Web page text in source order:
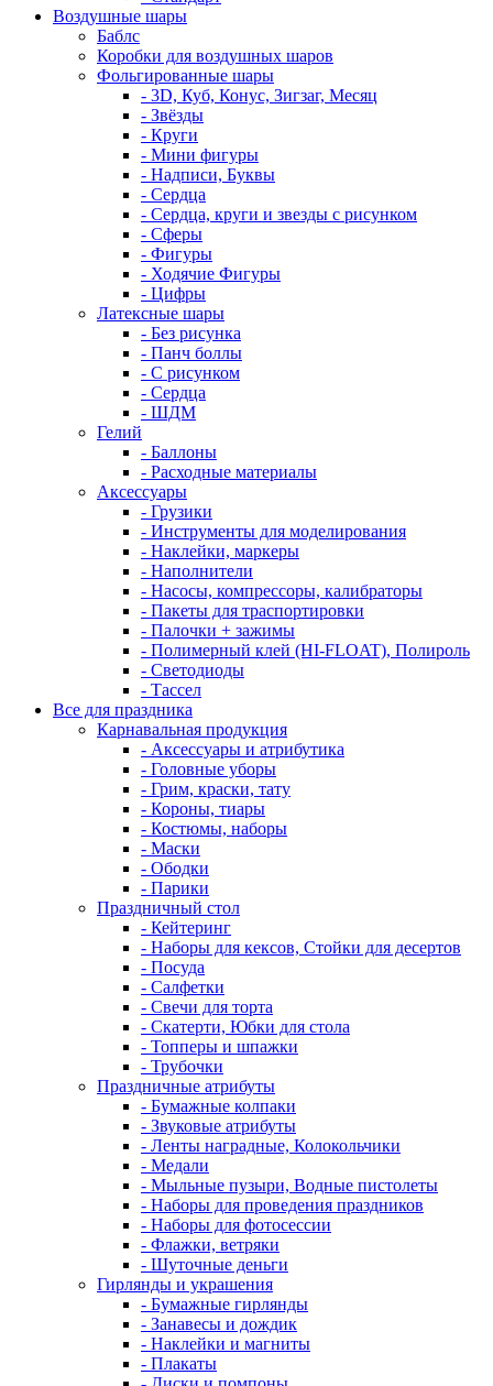
Воздушные шары
Баблс
Коробки для воздушных шаров
Фольгированные шары
- 3D, Куб, Конус, Зигзаг, Месяц
- Звёзды
- Круги
- Мини фигуры
- Надписи, Буквы
- Сердца
- Сердца, круги и звезды с рисунком
- Сферы
- Фигуры
- Ходячие Фигуры
- Цифры
Латексные шары
- Без рисунка
- Панч боллы
- С рисунком
- Сердца
- ШДМ
Гелий
- Баллоны
- Расходные материалы
Аксессуары
- Грузики
- Инструменты для моделирования
- Наклейки, маркеры
- Наполнители
- Насосы, компрессоры, калибраторы
- Пакеты для траспортировки
- Палочки + зажимы
- Полимерный клей (HI-FLOAT), Полироль
- Светодиоды
- Тассел
Все для праздника
Карнавальная продукция
- Аксессуары и атрибутика
- Головные уборы
- Грим, краски, тату
- Короны, тиары
- Костюмы, наборы
- Маски
- Ободки
- Парики
Праздничный стол
- Кейтеринг
- Наборы для кексов, Стойки для десертов
- Посуда
- Салфетки
- Свечи для торта
- Скатерти, Юбки для стола
- Топперы и шпажки
- Трубочки
Праздничные атрибуты
- Бумажные колпаки
- Звуковые атрибуты
- Ленты наградные, Колокольчики
- Медали
- Мыльные пузыри, Водные пистолеты
- Наборы для проведения праздников
- Наборы для фотосессии
- Флажки, ветряки
- Шуточные деньги
Гирлянды и украшения
- Бумажные гирлянды
- Занавесы и дождик
- Наклейки и магниты
- Плакаты